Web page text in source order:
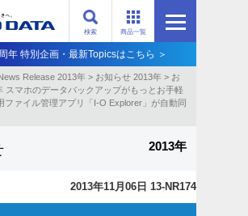
商品一覧
検索
年 特別企画・最新Topicsはこちら ＞
Release 2013年 > お知らせ 2013年 > お
スマホのデータバックアップがもっとお手軽
ファイル管理アプリ「I-O Explorer」が自動同
2013年
2013年11月06日 13-NR174